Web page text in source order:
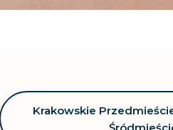
Krakowskie